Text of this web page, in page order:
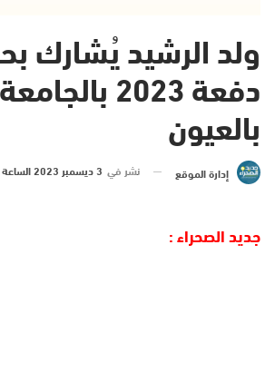
ولد الرشيد يُشارك
دفعة 2023
بالعيون
إدارة الموقع نشر في 3 ديسمبر 2023 الساعة 4 و 27 دقيقة
جديد الصحراء :